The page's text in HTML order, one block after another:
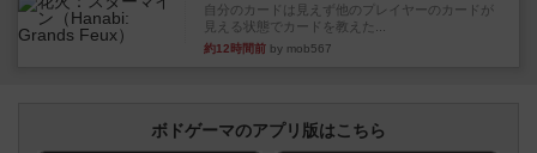
自分のカードは見えず他のプレイヤーのカードが
見える状態でカードを教えた...
約12時間前 by mob567
ボドゲーマのアプリ版はこちら